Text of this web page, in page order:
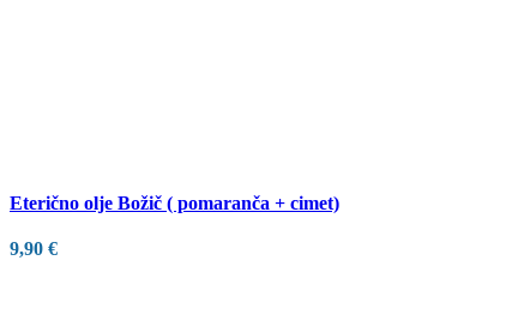
Eterično olje Božič ( pomaranča + cimet)
9,90 €